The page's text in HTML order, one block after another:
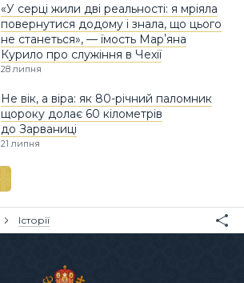
«У серці жили дві реальності: я мріяла
повернутися додому і знала, що цього
не станеться», — їмость Марʼяна
Курило про служіння в Чехії
28 липня
Не вік, а віра: як 80-річний паломник
щороку долає 60 кілометрів
до Зарваниці
21 липня
Історії